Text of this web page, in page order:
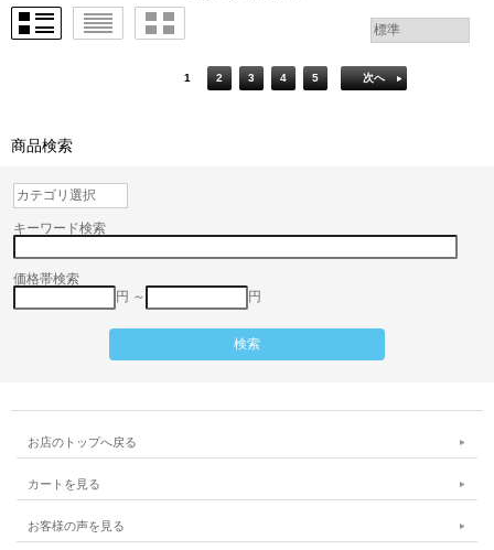
1 2 3 4 5 次へ
商品検索
キーワード検索
価格帯検索
円 ～
円
お店のトップへ戻る
カートを見る
お客様の声を見る